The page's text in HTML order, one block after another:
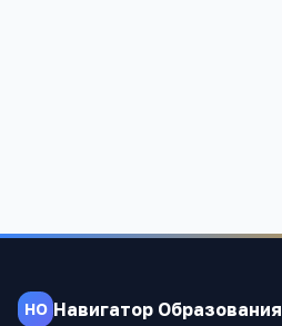
НО Навигатор Образования